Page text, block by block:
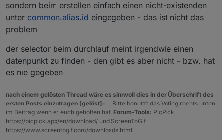
sondern beim erstellen einfach einen nicht-existenden
unter common.alias.id eingegeben - das ist nicht das
problem
der selector beim durchlauf meint irgendwie einen
datenpunkt zu finden - den gibt es aber nicht - bzw. hat
es nie gegeben
nach einem gelösten Thread wäre es sinnvoll dies in der Überschrift des
ersten Posts einzutragen [gelöst]-... Bitte benutzt das Voting rechts unten
im Beitrag wenn er euch geholfen hat. Forum-Tools: PicPick
https://picpick.app/en/download/ und ScreenToGif
https://www.screentogif.com/downloads.html